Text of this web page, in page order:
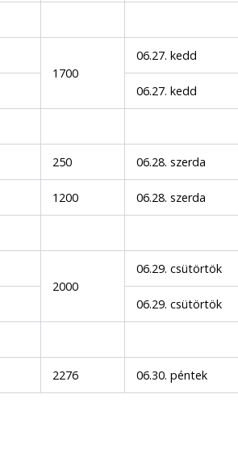
1700
06.27. kedd
06.27. kedd
250 06.28. szerda
1200 06.28. szerda
2000
06.29. csütörtök
06.29. csütörtök
2276 06.30. péntek